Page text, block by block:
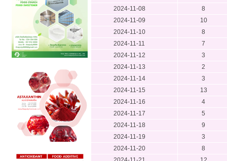
2024-11-08
8
2024-11-09
10
2024-11-10
8
2024-11-11
7
2024-11-12
3
2024-11-13
2
2024-11-14
3
2024-11-15
13
2024-11-16
4
2024-11-17
5
2024-11-18
9
2024-11-19
3
2024-11-20
8